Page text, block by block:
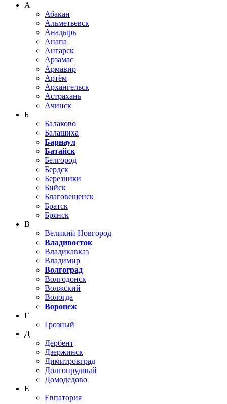
А
Абакан
Альметьевск
Анадырь
Анапа
Ангарск
Арзамас
Армавир
Артём
Архангельск
Астрахань
Ачинск
Б
Балаково
Балашиха
Барнаул
Батайск
Белгород
Бердск
Березники
Бийск
Благовещенск
Братск
Брянск
В
Великий Новгород
Владивосток
Владикавказ
Владимир
Волгоград
Волгодонск
Волжский
Вологда
Воронеж
Г
Грозный
Д
Дербент
Дзержинск
Димитровград
Долгопрудный
Домодедово
Е
Евпатория